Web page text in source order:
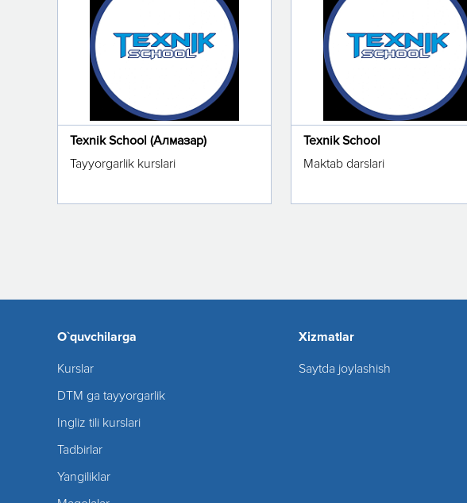
Texnik School (Алмазар)
Tayyorgarlik kurslari
Texnik School
Maktab darslari
O`quvchilarga
Kurslar
DTM ga tayyorgarlik
Ingliz tili kurslari
Tadbirlar
Yangiliklar
Xizmatlar
Saytda joylashish